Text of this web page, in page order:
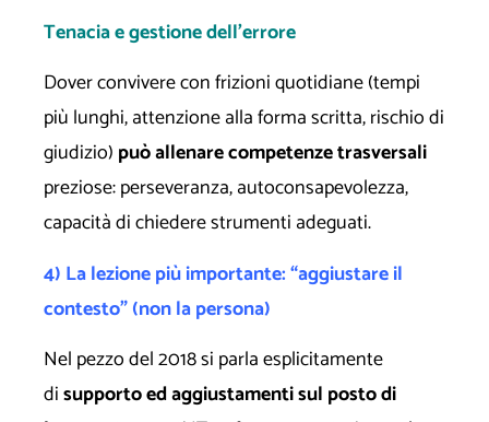
Tenacia e gestione dell’errore
Dover convivere con frizioni quotidiane (tempi
più lunghi, attenzione alla forma scritta, rischio di
giudizio) può allenare competenze trasversali
preziose: perseveranza, autoconsapevolezza,
capacità di chiedere strumenti adeguati.
4) La lezione più importante: “aggiustare il
contesto” (non la persona)
Nel pezzo del 2018 si parla esplicitamente
disupporto ed aggiustamenti sul posto di